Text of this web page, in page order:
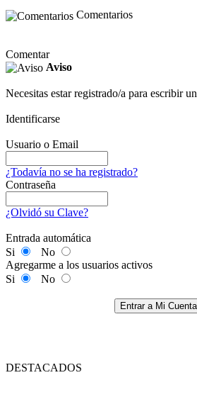
Comentarios
Comentar
Aviso
Necesitas estar registrado/a para escribir
Identificarse
Usuario o Email
¿Todavía no se ha registrado?
Contraseña
¿Olvidó su Clave?
Entrada automática
Si
No
Agregarme a los usuarios activos
Si
No
Entrar a Mi Cuenta
DESTACADOS